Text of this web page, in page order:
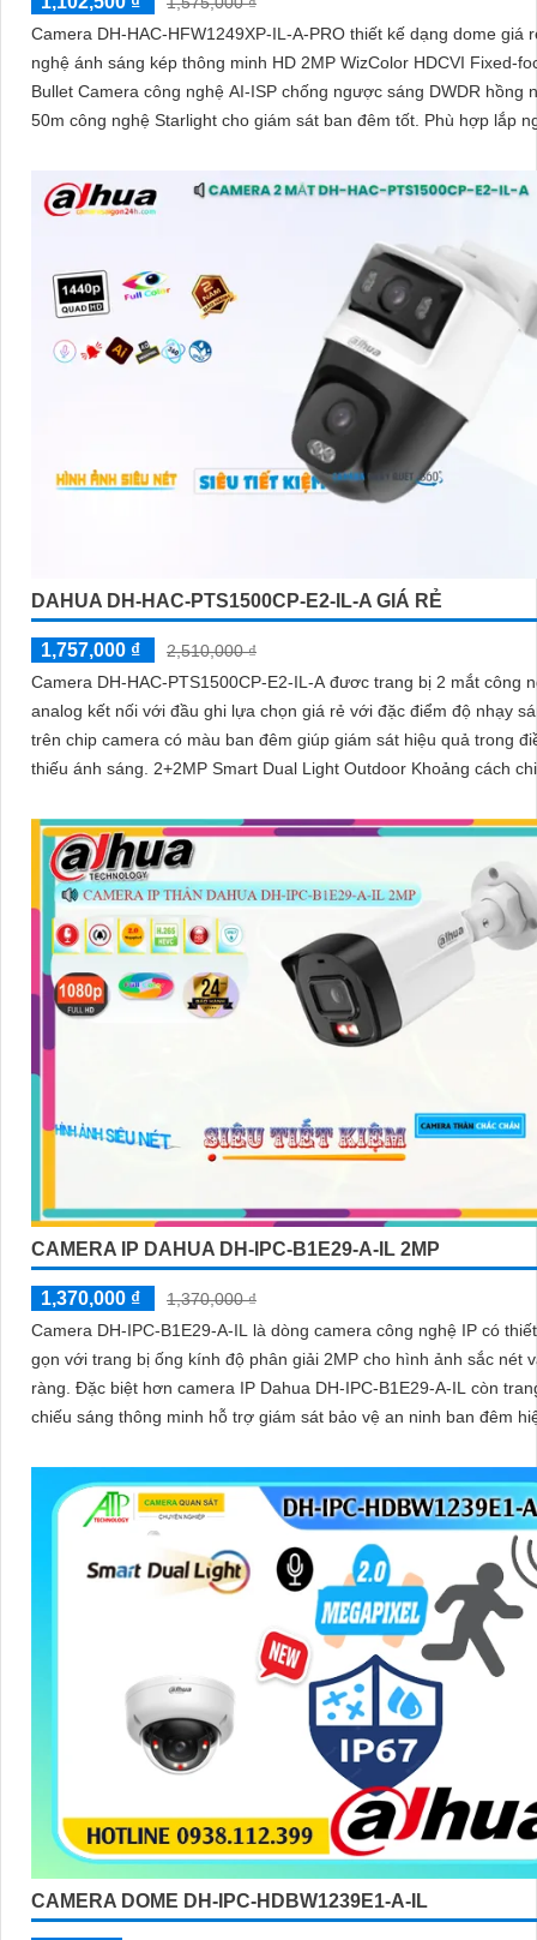
Camera DH-HAC-HFW1249XP-IL-A-PRO thiết kế dạng dome giá
nghệ ánh sáng kép thông minh HD 2MP WizColor HDCVI Fixed-
Bullet Camera công nghệ AI-ISP chống ngược sáng DWDR hồng
50m công nghệ Starlight cho giám sát ban đêm tốt. Phù hợp lắp ngoài trời
DAHUA DH-HAC-PTS1500CP-E2-IL-A GIÁ RẺ
1,757,000 ₫
2,510,000 ₫
Camera DH-HAC-PTS1500CP-E2-IL-A đươc trang bị 2 mắt công
analog kết nối với đầu ghi lựa chọn giá rẻ với đặc điểm độ nhạy
trên chip camera có màu ban đêm giúp giám sát hiệu quả trong
thiếu ánh sáng. 2+2MP Smart Dual Light Outdoor Khoảng cách
CAMERA IP DAHUA DH-IPC-B1E29-A-IL 2MP
1,370,000 ₫
1,370,000 ₫
Camera DH-IPC-B1E29-A-IL là dòng camera công nghệ IP có
gọn với trang bị ống kính độ phân giải 2MP cho hình ảnh sắc nét
ràng. Đặc biệt hơn camera IP Dahua DH-IPC-B1E29-A-IL còn
chiếu sáng thông minh hỗ trợ giám sát bảo vệ an ninh ban đêm
CAMERA DOME DH-IPC-HDBW1239E1-A-IL